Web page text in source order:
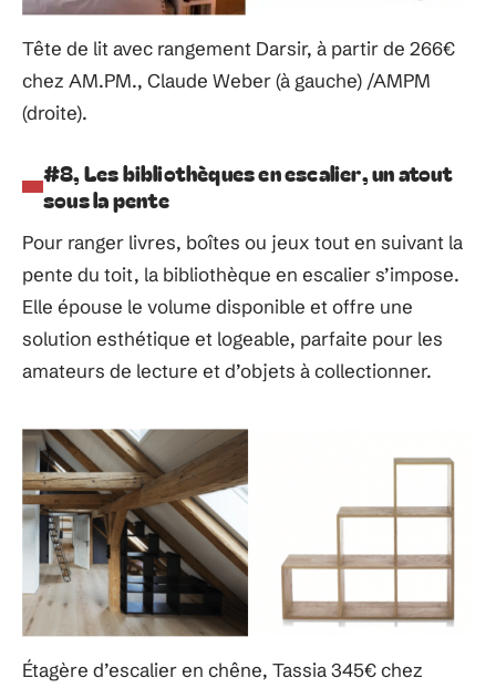
Tête de lit avec rangement Darsir, à partir de 266€
chez AM.PM., Claude Weber (à gauche) /AMPM
(droite).
#8, Les bibliothèques en escalier, un atout
sous la pente
Pour ranger livres, boîtes ou jeux tout en suivant la
pente du toit, la bibliothèque en escalier s’impose.
Elle épouse le volume disponible et offre une
solution esthétique et logeable, parfaite pour les
amateurs de lecture et d’objets à collectionner.
Étagère d’escalier en chêne, Tassia 345€ chez